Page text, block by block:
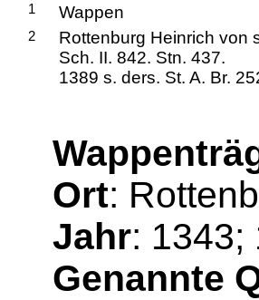
1 Wappen
2
Rottenburg Heinrich von
Sch. II. 842. Stn. 437.
1389 s. ders. St. A. Br.
Ort:
Jahr: 1343;
Genannte